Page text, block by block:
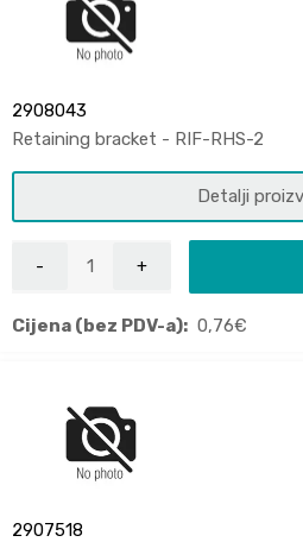
2908043
Retaining bracket - RIF-RHS-2
Detalji
Cijena (bez PDV-a): 0,76€
2907518